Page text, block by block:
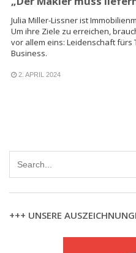
Julia Miller-Lissner ist
Um ihre Ziele zu erreichen,
vor allem eins: Leidenschaft
Business.
2. APRIL 2024
+++ UNSERE